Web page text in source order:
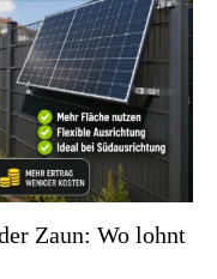
Zaun: Wo lohnt